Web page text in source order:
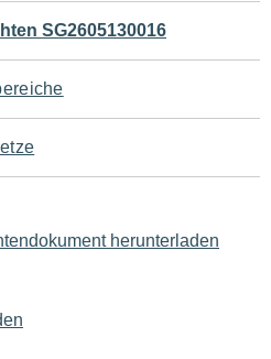
SG2605130016
herunterladen